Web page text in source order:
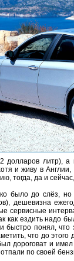
долларов литр),
и живу в
тогда, да и
было до слёз,
дешевизна
сервисные
как ездить надо
понял,
что до
дороговат и
по своей